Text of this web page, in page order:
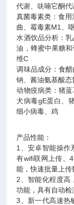
代谢、呋喃它酮
真菌毒素类：食
曲、霉毒素M1、
水酒饮品分析：
油，蜂蜜中果糖
维C
调味品成分：食
钠、酱油氨基酸
动物疫病类：猪
犬病毒gE蛋白、
细小病毒、鸡
产品性能：
1、安卓智能操作
有wifi联网上传、
能，快速批量上传
2、智能化程度高
功能，具有自动检
3、新一代高速热